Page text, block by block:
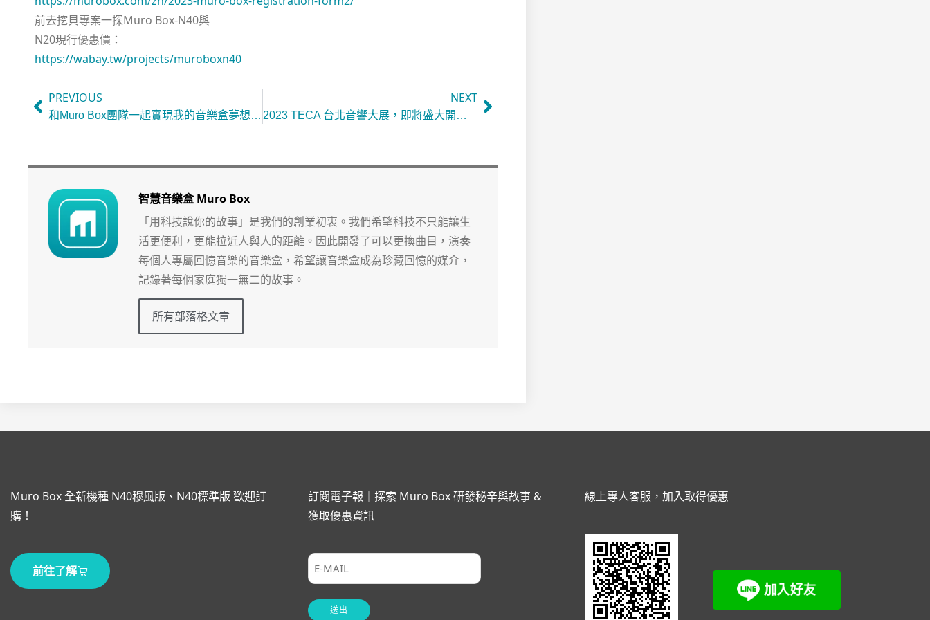
前去挖貝專案一探Muro Box-N40與
N20現行優惠價：
https://wabay.tw/projects/muroboxn40
PREVIOUS
和Muro Box團隊一起實現我的音樂盒夢想：從製作者轉為支持者 (比利時)
NEXT
2023 TECA 台北音響大展，即將盛大開展！為期四天，快來現場試聽！
智慧音樂盒 Muro Box
「用科技說你的故事」是我們的創業初衷。我們希望科技不只能讓生
活更便利，更能拉近人與人的距離。因此開發了可以更換曲目，演奏
每個人專屬回憶音樂的音樂盒，希望讓音樂盒成為珍藏回憶的媒介，
記錄著每個家庭獨一無二的故事。
所有部落格文章
Muro Box 全新機種 N40穆風版、N40標準版 歡迎訂
購！
前往了解
訂閱電子報｜探索 Muro Box 研發秘辛與故事 &
獲取優惠資訊
線上專人客服，加入取得優惠